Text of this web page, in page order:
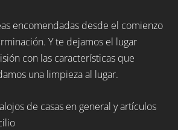
encomendadas desde el comienzo
Y te dejamos el lugar
con las características que
una limpieza al lugar.
de casas en general y artículos